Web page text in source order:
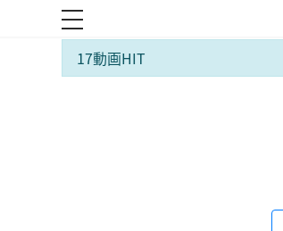
toggle navigation
17動画HIT